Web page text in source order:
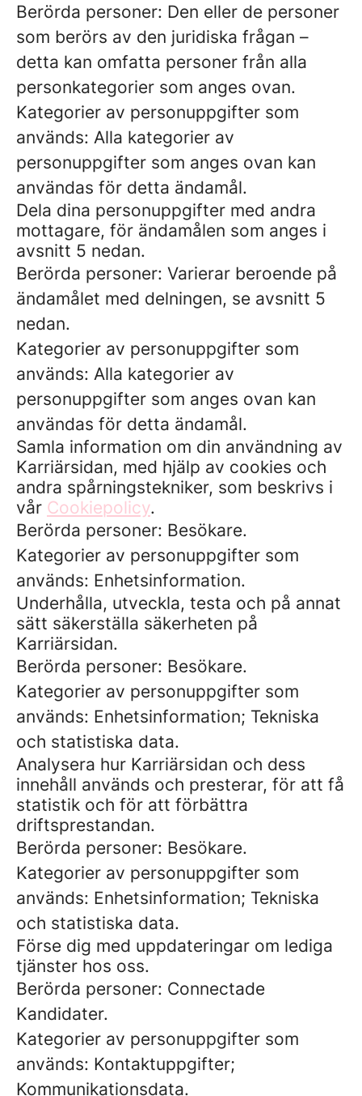
Berörda personer: Den eller de personer
som berörs av den juridiska frågan –
detta kan omfatta personer från alla
personkategorier som anges ovan.
Kategorier av personuppgifter som
används: Alla kategorier av
personuppgifter som anges ovan kan
användas för detta ändamål.
Dela dina personuppgifter med andra
mottagare, för ändamålen som anges i
avsnitt 5 nedan.
Berörda personer: Varierar beroende på
ändamålet med delningen, se avsnitt 5
nedan.
Kategorier av personuppgifter som
används: Alla kategorier av
personuppgifter som anges ovan kan
användas för detta ändamål.
Samla information om din användning av
Karriärsidan, med hjälp av cookies och
andra spårningstekniker, som beskrivs i
vår Cookiepolicy.
Berörda personer: Besökare.
Kategorier av personuppgifter som
används: Enhetsinformation.
Underhålla, utveckla, testa och på annat
sätt säkerställa säkerheten på
Karriärsidan.
Berörda personer: Besökare.
Kategorier av personuppgifter som
används: Enhetsinformation; Tekniska
och statistiska data.
Analysera hur Karriärsidan och dess
innehåll används och presterar, för att få
statistik och för att förbättra
driftsprestandan.
Berörda personer: Besökare.
Kategorier av personuppgifter som
används: Enhetsinformation; Tekniska
och statistiska data.
Förse dig med uppdateringar om lediga
tjänster hos oss.
Berörda personer: Connectade
Kandidater.
Kategorier av personuppgifter som
används: Kontaktuppgifter;
Kommunikationsdata.